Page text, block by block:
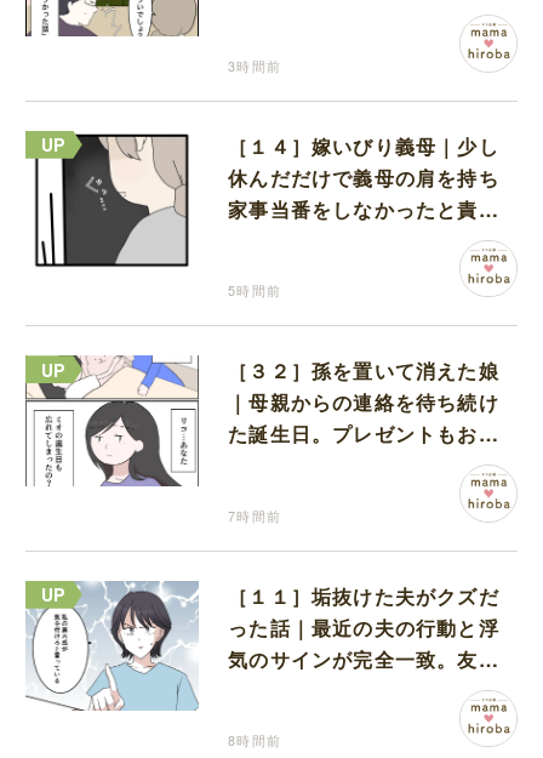
ワいと認定された意外な体験
3時間前
［１４］嫁いびり義母｜少し
休んだだけで義母の肩を持ち
家事当番をしなかったと責め
5時間前
［３２］孫を置いて消えた娘
｜母親からの連絡を待ち続け
た誕生日。プレゼントもお祝
7時間前
［１１］垢抜けた夫がクズだ
った話｜最近の夫の行動と浮
気のサインが完全一致。友人
8時間前